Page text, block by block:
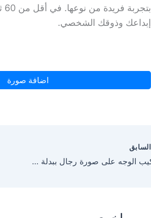
إبداعك وذوقك الشخصي.
اضافة صورة
السابق
تركيب الوجه على صورة رجال ببدلة سيلفر اون لاين